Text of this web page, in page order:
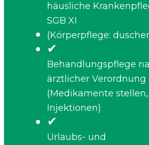
häusliche
SGB XI
(Körperpflege:
✔
Behandlungspflege
ärztlicher Verordnung
(Medikamente
Injektionen)
✔
Urlaubs- und